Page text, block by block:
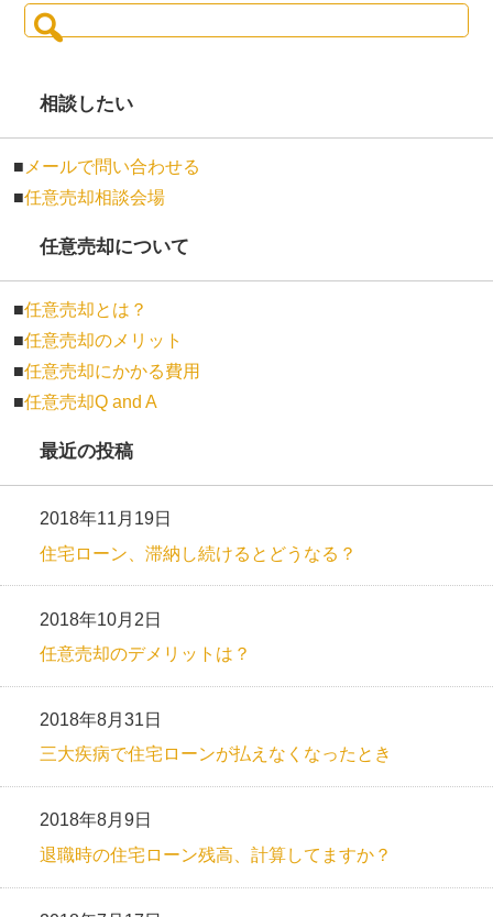
検
索:
相談したい
■ メールで問い合わせる
■任意売却相談会場
任意売却について
■任意売却とは？
■任意売却のメリット
■任意売却にかかる費用
■任意売却Q and A
最近の投稿
2018年11月19日
住宅ローン、滞納し続けるとどうなる？
2018年10月2日
任意売却のデメリットは？
2018年8月31日
三大疾病で住宅ローンが払えなくなったとき
2018年8月9日
退職時の住宅ローン残高、計算してますか？